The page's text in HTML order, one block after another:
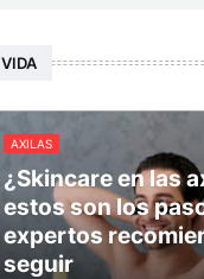
VIDA
AXILAS
¿Skincare en las
estos son los
expertos
seguir